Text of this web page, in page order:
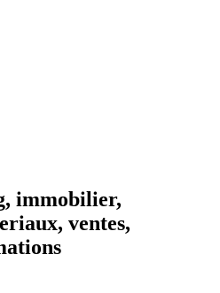
immobilier,
ventes,